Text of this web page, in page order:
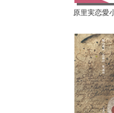
原里実恋愛